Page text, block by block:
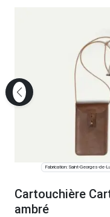
Fabrication: Saint-Georges-de-
Cartouchière
ambré